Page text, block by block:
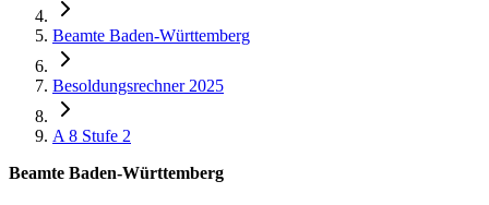
Beamte Baden-Württemberg
Besoldungsrechner 2025
A 8 Stufe 2
Beamte Baden-Württemberg